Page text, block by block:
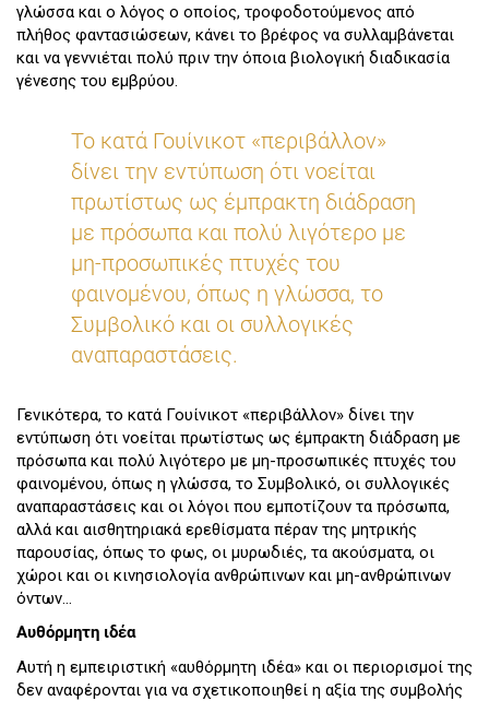
γλώσσα και ο λόγος ο οποίος, τροφοδοτούμενος από
πλήθος φαντασιώσεων, κάνει το βρέφος να συλλαμβάνεται
και να γεννιέται πολύ πριν την όποια βιολογική διαδικασία
γένεσης του εμβρύου.
Το κατά Γουίνικοτ «περιβάλλον»
δίνει την εντύπωση ότι νοείται
πρωτίστως ως έμπρακτη διάδραση
με πρόσωπα και πολύ λιγότερο με
μη-προσωπικές πτυχές του
φαινομένου, όπως η γλώσσα, το
Συμβολικό και οι συλλογικές
αναπαραστάσεις.
Γενικότερα, το κατά Γουίνικοτ «περιβάλλον» δίνει την
εντύπωση ότι νοείται πρωτίστως ως έμπρακτη διάδραση με
πρόσωπα και πολύ λιγότερο με μη-προσωπικές πτυχές του
φαινομένου, όπως η γλώσσα, το Συμβολικό, οι συλλογικές
αναπαραστάσεις και οι λόγοι που εμποτίζουν τα πρόσωπα,
αλλά και αισθητηριακά ερεθίσματα πέραν της μητρικής
παρουσίας, όπως το φως, οι μυρωδιές, τα ακούσματα, οι
χώροι και οι κινησιολογία ανθρώπινων και μη-ανθρώπινων
όντων…
Αυθόρμητη ιδέα
Αυτή η εμπειριστική «αυθόρμητη ιδέα» και οι περιορισμοί της
δεν αναφέρονται για να σχετικοποιηθεί η αξία της συμβολής